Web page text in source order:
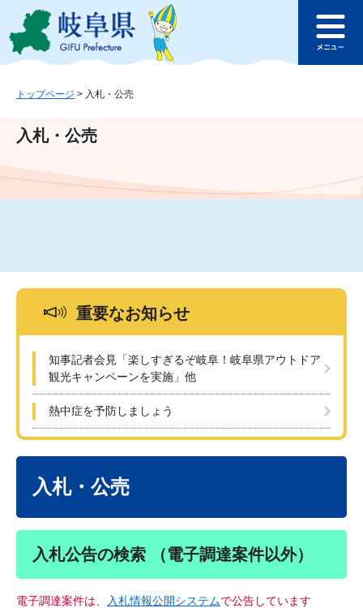
ジ
ュ
文
このページの本文へ
ュ
トップページ > 入札・公売
入札・公売
重要なお知らせ
知事記者会見「楽しすぎるぞ岐阜！岐阜県アウトドア
観光キャンペーンを実施」他
熱中症を予防しましょう
入札・公売
入札公告の検索 （電子調達案件以外）
電子調達案件は、 入札情報公開システムで公告しています